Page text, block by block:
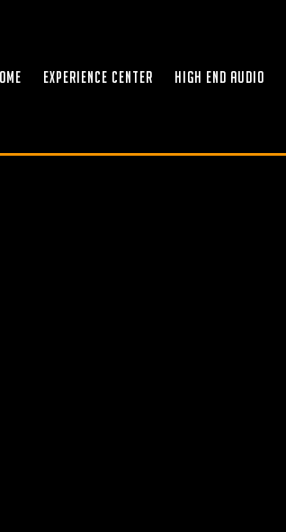
EXPERIENCE CENTER HIGH END AUDIO